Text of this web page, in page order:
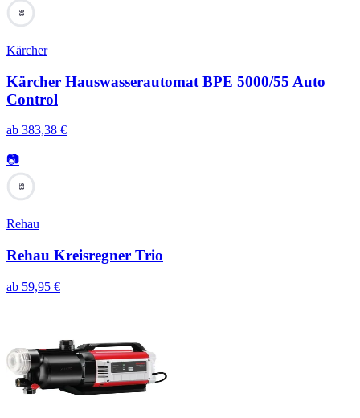
93
Kärcher
Kärcher Hauswasserautomat BPE 5000/55 Auto
Control
ab 383,38 €
📷
93
Rehau
Rehau Kreisregner Trio
ab 59,95 €